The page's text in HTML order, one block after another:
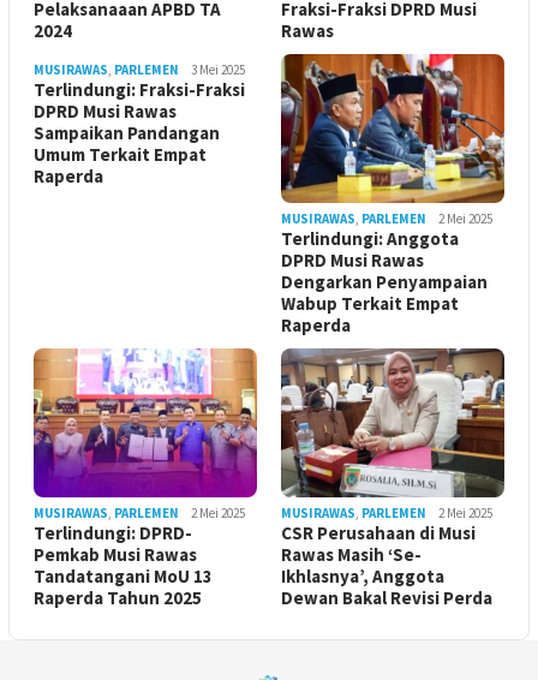
Pelaksanaaan APBD TA
2024
Fraksi-Fraksi DPRD Musi
Rawas
MUSIRAWAS, PARLEMEN 3 Mei 2025
Terlindungi: Fraksi-Fraksi
DPRD Musi Rawas
Sampaikan Pandangan
Umum Terkait Empat
Raperda
MUSIRAWAS, PARLEMEN 2 Mei 2025
Terlindungi: Anggota
DPRD Musi Rawas
Dengarkan Penyampaian
Wabup Terkait Empat
Raperda
MUSIRAWAS, PARLEMEN 2 Mei 2025
Terlindungi: DPRD-
Pemkab Musi Rawas
Tandatangani MoU 13
Raperda Tahun 2025
MUSIRAWAS, PARLEMEN 2 Mei 2025
CSR Perusahaan di Musi
Rawas Masih ‘Se-
Ikhlasnya’, Anggota
Dewan Bakal Revisi Perda ‎